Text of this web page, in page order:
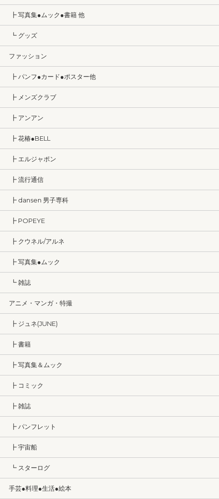
┣ 写真集●ムック●書籍 他
┗ グッズ
ファッション
┣ パンフ●カード●ポスター他
┣ メンズクラブ
┣ アンアン
┣ 花椿●BELL
┣ エルジャポン
┣ 流行通信
┣ dansen 男子専科
┣ POPEYE
┣ クウネル/アルネ
┣ 写真集●ムック
┗ 雑誌
アニメ・マンガ・特撮
┣ ジュネ(JUNE)
┣ 書籍
┣ 写真集＆ムック
┣ コミック
┣ 雑誌
┣ パンフレット
┣ 宇宙船
┗ スターログ
手芸●料理●生活●絵本